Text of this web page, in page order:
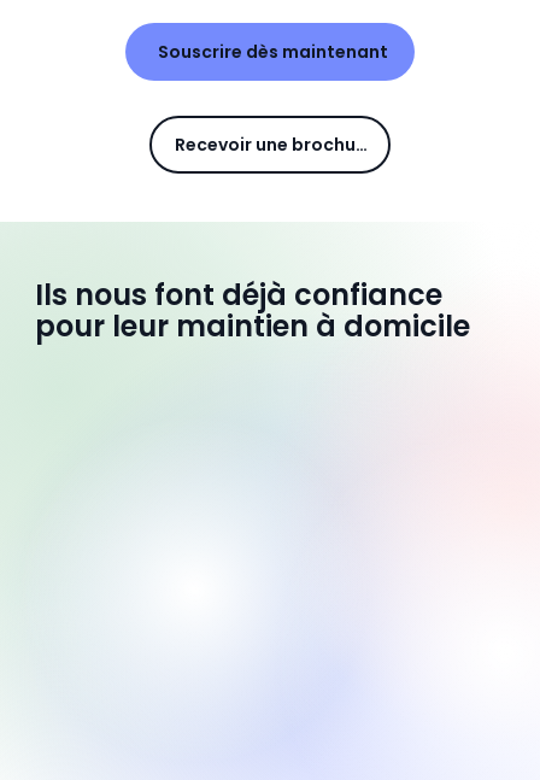
Souscrire dès maintenant
Recevoir une brochure
Ils nous font déjà confiance
pour leur maintien à domicile